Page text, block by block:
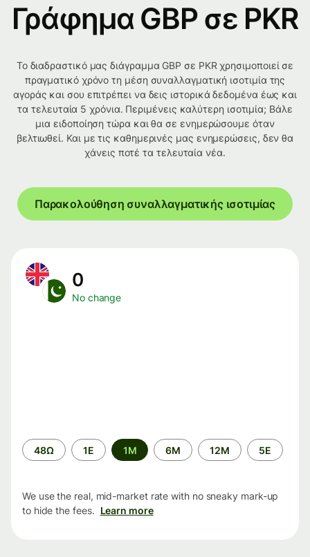
Γράφημα GBP σε PKR
Το διαδραστικό μας διάγραμμα GBP σε PKR χρησιμοποιεί σε
πραγματικό χρόνο τη μέση συναλλαγματική ισοτιμία της
αγοράς και σου επιτρέπει να δεις ιστορικά δεδομένα έως και
τα τελευταία 5 χρόνια. Περιμένεις καλύτερη ισοτιμία; Βάλε
μια ειδοποίηση τώρα και θα σε ενημερώσουμε όταν
βελτιωθεί. Και με τις καθημερινές μας ενημερώσεις, δεν θα
χάνεις ποτέ τα τελευταία νέα.
Παρακολούθηση συναλλαγματικής ισοτιμίας
0
No change
Time
period
48Ω 1Ε 1M 6M 12M 5Ε
We use the real, mid-market rate with no sneaky mark-up
to hide the fees. Learn more